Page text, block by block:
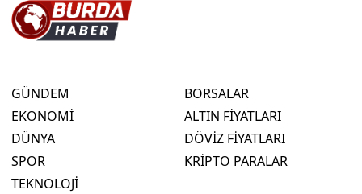
GÜNDEM
EKONOMİ
DÜNYA
SPOR
TEKNOLOJİ
BORSALAR
ALTIN FİYATLARI
DÖVİZ FİYATLARI
KRİPTO PARALAR